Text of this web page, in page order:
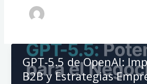
GPT-5.5 de OpenAI:
B2B y Estrategias